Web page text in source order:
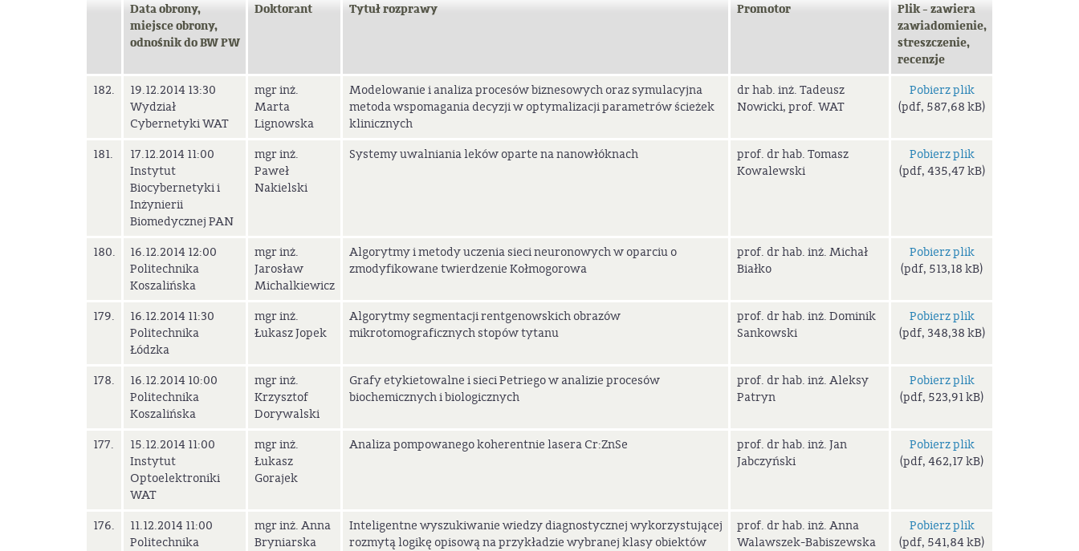
Data obrony,
miejsce obrony,
odnośnik do BW PW
Doktorant Tytuł rozprawy Promotor
Plik - zawiera
zawiadomienie,
streszczenie,
recenzje
182.
19.12.2014 13:30
Wydział
Cybernetyki WAT
mgr inż.
Marta
Lignowska
Modelowanie i analiza procesów biznesowych oraz symulacyjna
metoda wspomagania decyzji w optymalizacji parametrów ścieżek
klinicznych
dr hab. inż. Tadeusz
Nowicki, prof. WAT
Pobierz plik
(pdf, 587,68 kB)
181.
17.12.2014 11:00
Instytut
Biocybernetyki i
Inżynierii
Biomedycznej PAN
mgr inż.
Paweł
Nakielski
Systemy uwalniania leków oparte na nanowłóknach
prof. dr hab. Tomasz
Kowalewski
Pobierz plik
(pdf, 435,47 kB)
180.
16.12.2014 12:00
Politechnika
Koszalińska
mgr inż.
Jarosław
Michalkiewicz
Algorytmy i metody uczenia sieci neuronowych w oparciu o
zmodyfikowane twierdzenie Kołmogorowa
prof. dr hab. inż. Michał
Białko
Pobierz plik
(pdf, 513,18 kB)
179.
16.12.2014 11:30
Politechnika
Łódzka
mgr inż.
Łukasz Jopek
Algorytmy segmentacji rentgenowskich obrazów
mikrotomograficznych stopów tytanu
prof. dr hab. inż. Dominik
Sankowski
Pobierz plik
(pdf, 348,38 kB)
178.
16.12.2014 10:00
Politechnika
Koszalińska
mgr inż.
Krzysztof
Dorywalski
Grafy etykietowalne i sieci Petriego w analizie procesów
biochemicznych i biologicznych
prof. dr hab. inż. Aleksy
Patryn
Pobierz plik
(pdf, 523,91 kB)
177.
15.12.2014 11:00
Instytut
Optoelektroniki
WAT
mgr inż.
Łukasz
Gorajek
Analiza pompowanego koherentnie lasera Cr:ZnSe
prof. dr hab. inż. Jan
Jabczyński
Pobierz plik
(pdf, 462,17 kB)
176.
11.12.2014 11:00
Politechnika
mgr inż. Anna
Bryniarska
Inteligentne wyszukiwanie wiedzy diagnostycznej wykorzystującej
rozmytą logikę opisową na przykładzie wybranej klasy obiektów
prof. dr hab. inż. Anna
Walawszek-Babiszewska
Pobierz plik
(pdf, 541,84 kB)